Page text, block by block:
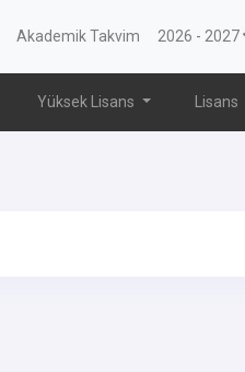
Akademik Takvim 2026 - 2027
Yüksek Lisans Lisans